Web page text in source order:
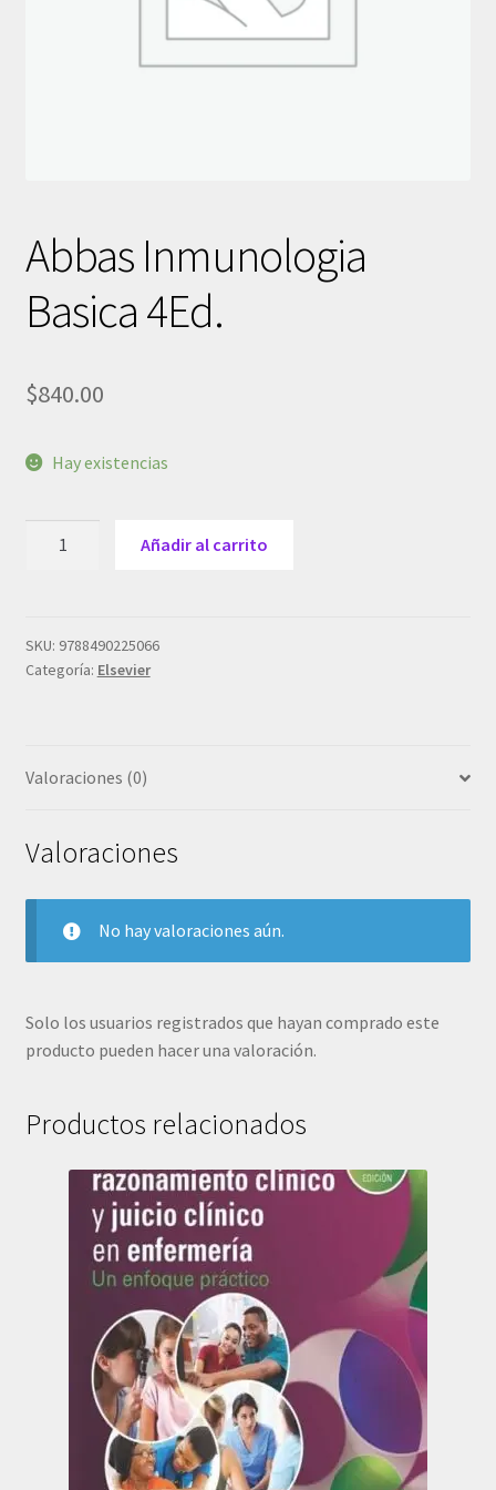
Abbas Inmunologia
Basica 4Ed.
$840.00
Hay existencias
cantidad
Añadir al carrito
SKU: 9788490225066
Categoría: Elsevier
Valoraciones (0)
Valoraciones
No hay valoraciones aún.
Solo los usuarios registrados que hayan comprado este
producto pueden hacer una valoración.
Productos relacionados